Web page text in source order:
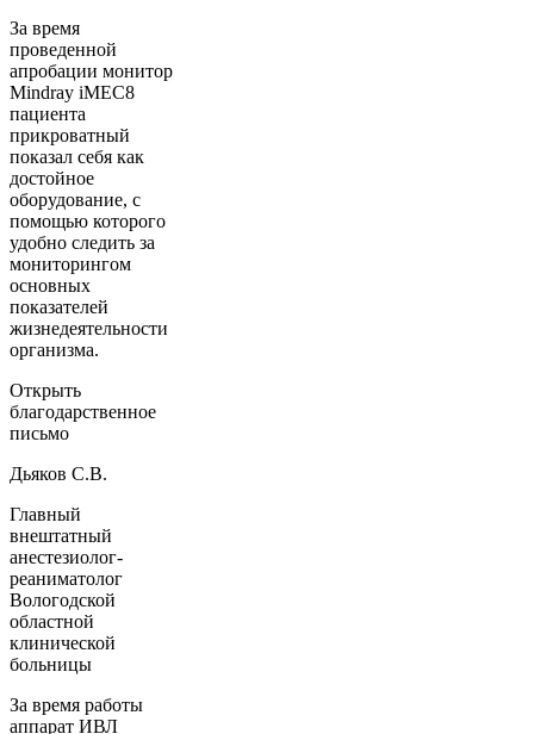
За время
проведенной
апробации монитор
Mindray iMEC8
пациента
прикроватный
показал себя как
достойное
оборудование, с
помощью которого
удобно следить за
мониторингом
основных
показателей
жизнедеятельности
организма.
Открыть
благодарственное
письмо
Дьяков С.В.
Главный
внештатный
анестезиолог-
реаниматолог
Вологодской
областной
клинической
больницы
За время работы
аппарат ИВЛ